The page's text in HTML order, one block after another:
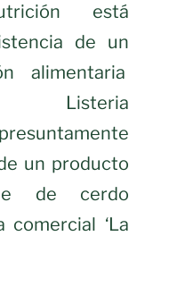
está
de un
alimentaria
Listeria
un producto
de cerdo
comercial ‘La